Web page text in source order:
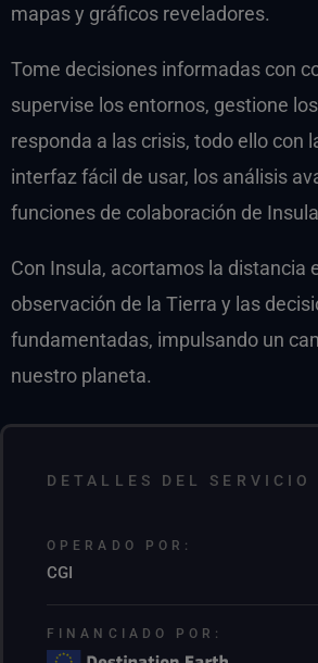
mapas y gráficos reveladores.
Tome decisiones informadas con
supervise los entornos, gestione
responda a las crisis, todo ello con
interfaz fácil de usar, los análisis
funciones de colaboración de
Con Insula, acortamos la distancia
observación de la Tierra y las
fundamentadas, impulsando un
nuestro planeta.
DETALLES DEL SERVICIO
OPERADO POR:
CGI
FINANCIADO POR: